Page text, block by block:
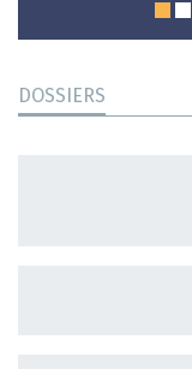
DOSSIERS